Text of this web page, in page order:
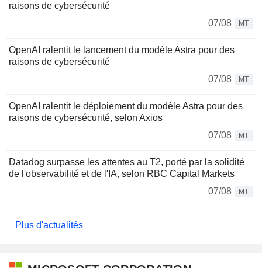
raisons de cybersécurité
07/08
MT
OpenAI ralentit le lancement du modèle Astra pour des
raisons de cybersécurité
07/08
MT
OpenAI ralentit le déploiement du modèle Astra pour des
raisons de cybersécurité, selon Axios
07/08
MT
Datadog surpasse les attentes au T2, porté par la solidité
de l'observabilité et de l'IA, selon RBC Capital Markets
07/08
MT
Plus d'actualités